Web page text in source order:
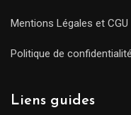
Mentions Légales et CGU
Politique de confidentialité
Liens guides